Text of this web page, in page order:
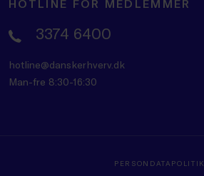
HOTLINE FOR MEDLEMMER
3374 6400
hotline@danskerhverv.dk
Man-fre 8:30-16:30
PERSONDATAPOLITIK